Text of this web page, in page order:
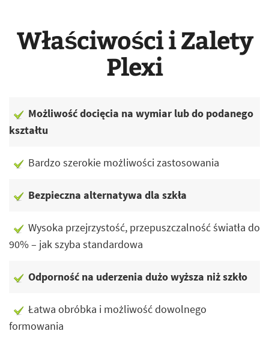
Właściwości i Zalety
Plexi
Możliwość docięcia na wymiar lub do podanego
kształtu
Bardzo szerokie możliwości zastosowania
Bezpieczna alternatywa dla szkła
Wysoka przejrzystość, przepuszczalność światła do
90% – jak szyba standardowa
Odporność na uderzenia dużo wyższa niż szkło
Łatwa obróbka i możliwość dowolnego
formowania